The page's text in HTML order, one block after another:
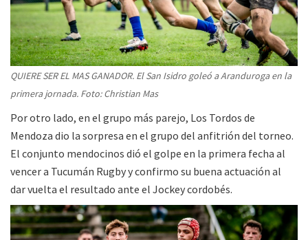
QUIERE SER EL MAS GANADOR. El San Isidro goleó a Aranduroga en la
primera jornada. Foto: Christian Mas
Por otro lado, en el grupo más parejo, Los Tordos de
Mendoza dio la sorpresa en el grupo del anfitrión del torneo.
El conjunto mendocinos dió el golpe en la primera fecha al
vencer a Tucumán Rugby y confirmo su buena actuación al
dar vuelta el resultado ante el Jockey cordobés.